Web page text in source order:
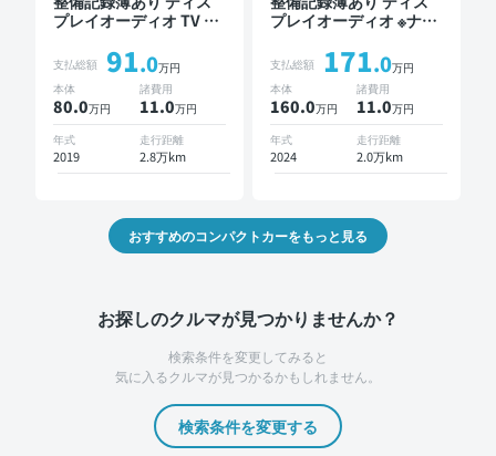
プレイオーディオ TV ス
モニター 衝突軽減
支払総額 91.0万円
本体
80.0万円
諸費用
11.0万円
年式
2019
走行距離
2.8万km
プレイオーディオ ※ナビ
ルーズ ワイヤレスキー
スマートキー ETC バッ
クモニター 全方位カメ
ラ 衝突軽減
支払総額 171.0万円
本体
160.0万円
諸費用
11.0万円
年式
2024
走行距離
2.0万km
おすすめのコンパクトカーをもっと見る
お探しのクルマが見つかりませんか？
検索条件を変更してみると
気に入るクルマが見つかるかもしれません。
検索条件を変更する